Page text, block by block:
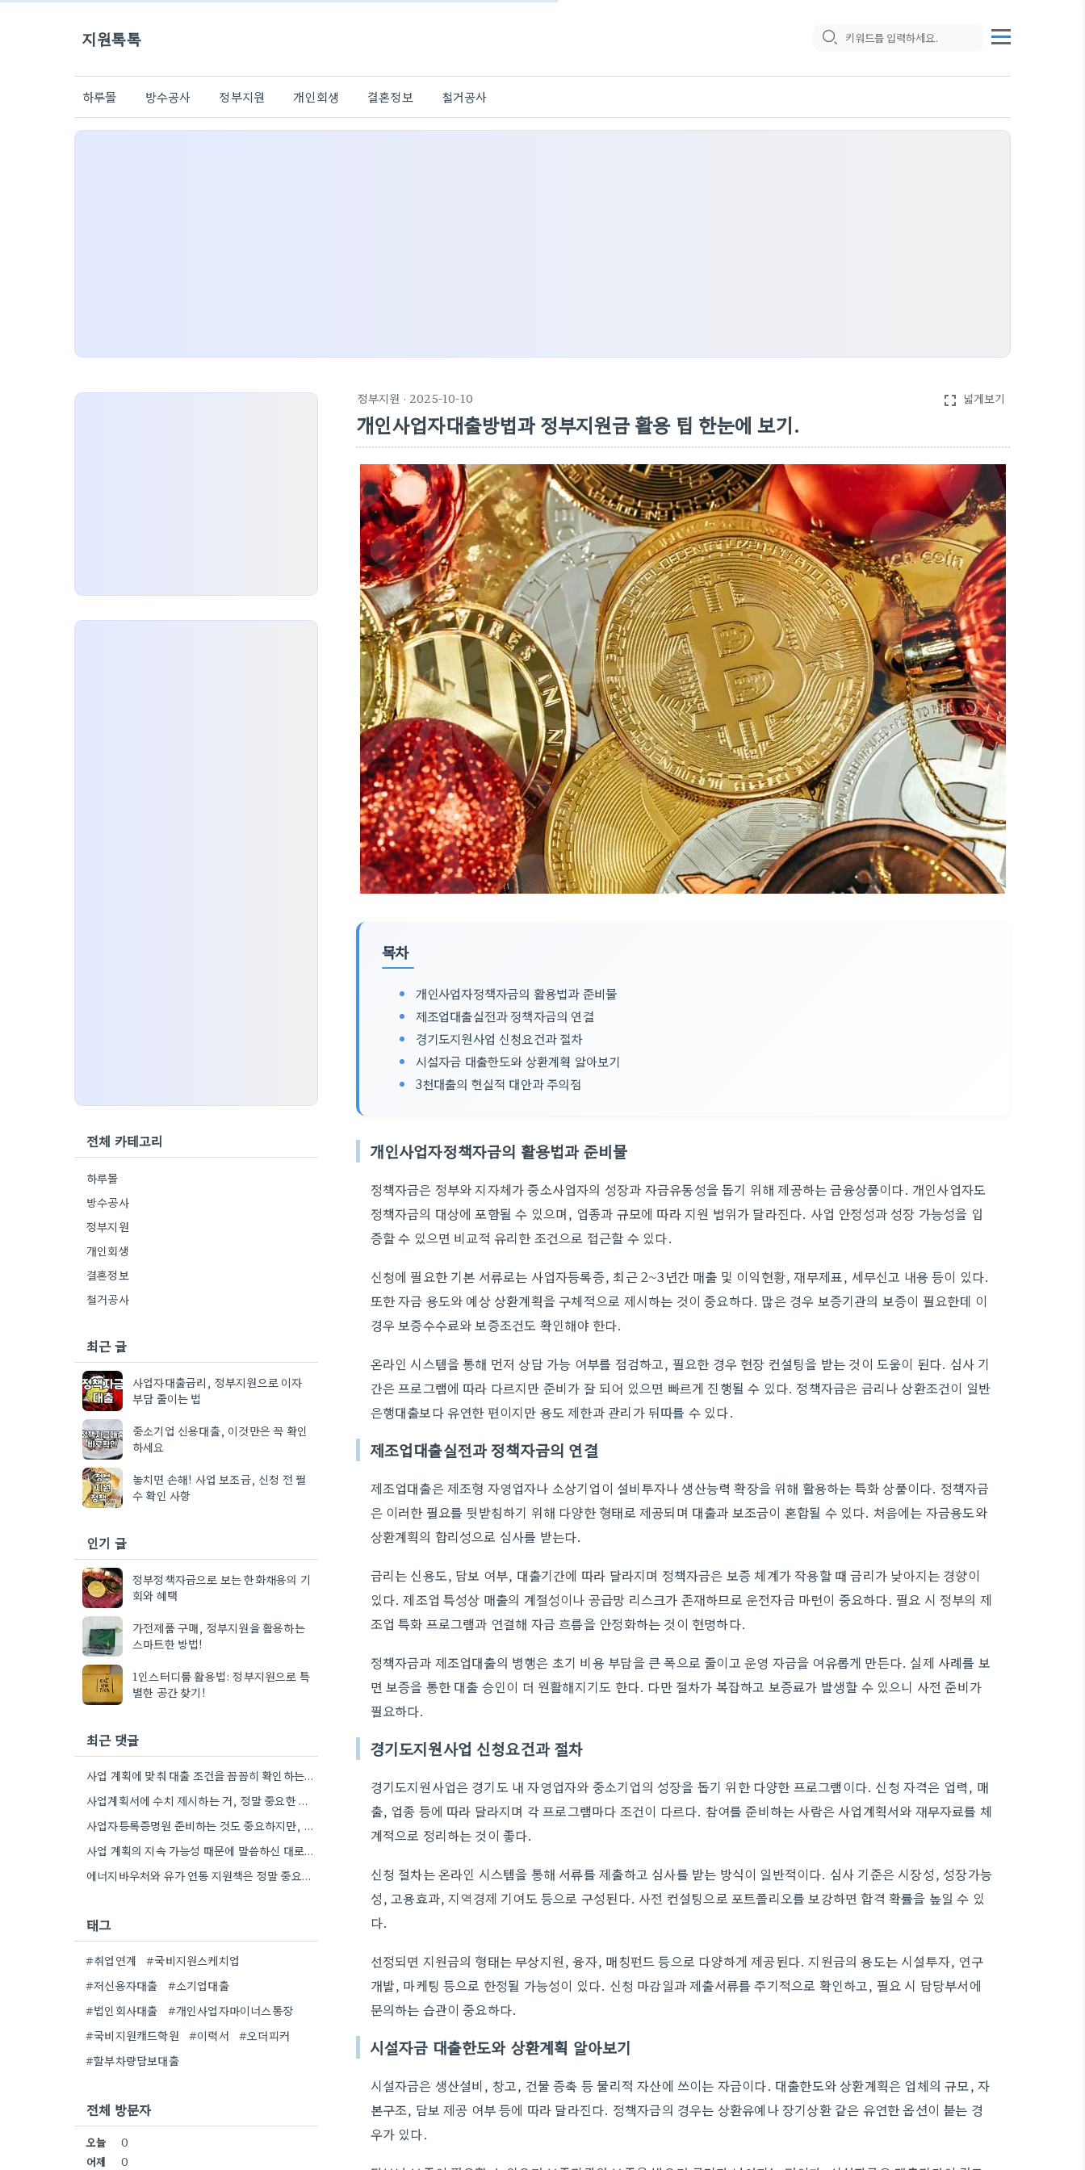
지원톡톡
하루몰 방수공사 정부지원 개인회생 결혼정보 철거공사
정부지원 · 2025-10-10 fullscreen 넓게보기
개인사업자대출방법과 정부지원금 활용 팁 한눈에 보기.
목차
개인사업자정책자금의 활용법과 준비물
제조업대출실전과 정책자금의 연결
경기도지원사업 신청요건과 절차
시설자금 대출한도와 상환계획 알아보기
3천대출의 현실적 대안과 주의점
개인사업자정책자금의 활용법과 준비물
정책자금은 정부와 지자체가 중소사업자의 성장과 자금유동성을 돕기 위해 제공하는 금융상품이다. 개인사업자도
정책자금의 대상에 포함될 수 있으며, 업종과 규모에 따라 지원 범위가 달라진다. 사업 안정성과 성장 가능성을 입
증할 수 있으면 비교적 유리한 조건으로 접근할 수 있다.
신청에 필요한 기본 서류로는 사업자등록증, 최근 2~3년간 매출 및 이익현황, 재무제표, 세무신고 내용 등이 있다.
또한 자금 용도와 예상 상환계획을 구체적으로 제시하는 것이 중요하다. 많은 경우 보증기관의 보증이 필요한데 이
경우 보증수수료와 보증조건도 확인해야 한다.
온라인 시스템을 통해 먼저 상담 가능 여부를 점검하고, 필요한 경우 현장 컨설팅을 받는 것이 도움이 된다. 심사 기
간은 프로그램에 따라 다르지만 준비가 잘 되어 있으면 빠르게 진행될 수 있다. 정책자금은 금리나 상환조건이 일반
은행대출보다 유연한 편이지만 용도 제한과 관리가 뒤따를 수 있다.
제조업대출실전과 정책자금의 연결
제조업대출은 제조형 자영업자나 소상기업이 설비투자나 생산능력 확장을 위해 활용하는 특화 상품이다. 정책자금
은 이러한 필요를 뒷받침하기 위해 다양한 형태로 제공되며 대출과 보조금이 혼합될 수 있다. 처음에는 자금용도와
상환계획의 합리성으로 심사를 받는다.
금리는 신용도, 담보 여부, 대출기간에 따라 달라지며 정책자금은 보증 체계가 작용할 때 금리가 낮아지는 경향이
있다. 제조업 특성상 매출의 계절성이나 공급망 리스크가 존재하므로 운전자금 마련이 중요하다. 필요 시 정부의 제
조업 특화 프로그램과 연결해 자금 흐름을 안정화하는 것이 현명하다.
정책자금과 제조업대출의 병행은 초기 비용 부담을 큰 폭으로 줄이고 운영 자금을 여유롭게 만든다. 실제 사례를 보
면 보증을 통한 대출 승인이 더 원활해지기도 한다. 다만 절차가 복잡하고 보증료가 발생할 수 있으니 사전 준비가
필요하다.
경기도지원사업 신청요건과 절차
경기도지원사업은 경기도 내 자영업자와 중소기업의 성장을 돕기 위한 다양한 프로그램이다. 신청 자격은 업력, 매
출, 업종 등에 따라 달라지며 각 프로그램마다 조건이 다르다. 참여를 준비하는 사람은 사업계획서와 재무자료를 체
계적으로 정리하는 것이 좋다.
신청 절차는 온라인 시스템을 통해 서류를 제출하고 심사를 받는 방식이 일반적이다. 심사 기준은 시장성, 성장가능
성, 고용효과, 지역경제 기여도 등으로 구성된다. 사전 컨설팅으로 포트폴리오를 보강하면 합격 확률을 높일 수 있
다.
선정되면 지원금의 형태는 무상지원, 융자, 매칭펀드 등으로 다양하게 제공된다. 지원금의 용도는 시설투자, 연구
개발, 마케팅 등으로 한정될 가능성이 있다. 신청 마감일과 제출서류를 주기적으로 확인하고, 필요 시 담당부서에
문의하는 습관이 중요하다.
시설자금 대출한도와 상환계획 알아보기
시설자금은 생산설비, 창고, 건물 증축 등 물리적 자산에 쓰이는 자금이다. 대출한도와 상환계획은 업체의 규모, 자
본구조, 담보 제공 여부 등에 따라 달라진다. 정책자금의 경우는 상환유예나 장기상환 같은 유연한 옵션이 붙는 경
우가 있다.
전체 카테고리
하루몰
방수공사
정부지원
개인회생
결혼정보
철거공사
최근 글
사업자대출금리, 정부지원으로 이자
부담 줄이는 법
중소기업 신용대출, 이것만은 꼭 확인
하세요
놓치면 손해! 사업 보조금, 신청 전 필
수 확인 사항
인기 글
정부정책자금으로 보는 한화채용의 기
회와 혜택
가전제품 구매, 정부지원을 활용하는
스마트한 방법!
1인스터디룸 활용법: 정부지원으로 특
별한 공간 찾기!
최근 댓글
사업 계획에 맞춰 대출 조건을 꼼꼼히 확인하는 게 중요하네요. 저는 사업 확장 시 금리 변화를…
사업계획서에 수치 제시하는 거, 정말 중요한 부분인 것 같아요. 매출 성장률이나 고용 목표를 구체적으로 적으면…
사업자등록증명원 준비하는 것도 중요하지만, 특히 최근 재무제표 유효기간 꼭 확인해야 해요. 제가 최근 사업 계획서…
사업 계획의 지속 가능성 때문에 말씀하신 대로, 재무제표 준비를 미리 해두는 게 정말 중요하네요. 특히…
에너지바우처와 유가 연동 지원책은 정말 중요한 부분인 것 같아요. 특히 농어민분들이 에너지 가격 변동에 덜…
태그
#취업연계
#국비지원스케치업
#저신용자대출
#소기업대출
#법인회사대출
#개인사업자마이너스통장
#국비지원캐드학원
#이력서
#오더피커
#할부차량담보대출
전체 방문자
오늘
0
어제
0